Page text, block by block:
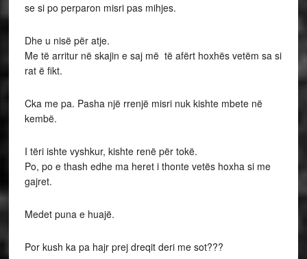
se si po perparon misri pas mihjes.
Dhe u nisë për atje.
Me të arritur në skajin e saj më të afërt hoxhës vetëm sa si
rat ë fikt.
Cka me pa. Pasha një rrenjë misri nuk kishte mbete në
kembë.
I tëri ishte vyshkur, kishte renë për tokë.
Po, po e thash edhe ma heret i thonte vetës hoxha si me
gajret.
Medet puna e huajë.
Por kush ka pa hajr prej dreqit deri me sot???